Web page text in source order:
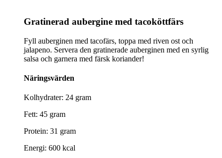
Gratinerad aubergine med tacoköttfärs
Fyll auberginen med tacofärs, toppa med riven ost och
jalapeno. Servera den gratinerade auberginen med en syrlig
salsa och garnera med färsk koriander!
Näringsvärden
Kolhydrater: 24 gram
Fett: 45 gram
Protein: 31 gram
Energi: 600 kcal